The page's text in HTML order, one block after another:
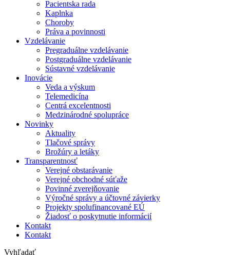
Pacientska rada
Kaplnka
Choroby
Práva a povinnosti
Vzdelávanie
Pregraduálne vzdelávanie
Postgraduálne vzdelávanie
Sústavné vzdelávanie
Inovácie
Veda a výskum
Telemedicína
Centrá excelentnosti
Medzinárodné spolupráce
Novinky
Aktuality
Tlačové správy
Brožúry a letáky
Transparentnosť
Verejné obstarávanie
Verejné obchodné súťaže
Povinné zverejňovanie
Výročné správy a účtovné závierky
Projekty spolufinancované EÚ
Žiadosť o poskytnutie informácií
Kontakt
Kontakt
Vyhľadať